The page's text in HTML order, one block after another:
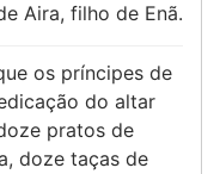
Aira, filho de Enã.
os príncipes de
do altar
pratos de
doze taças de